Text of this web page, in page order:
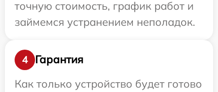
точную стоимость, график работ и
займемся устранением неполадок.
4
Гарантия
Как только устройство будет готово